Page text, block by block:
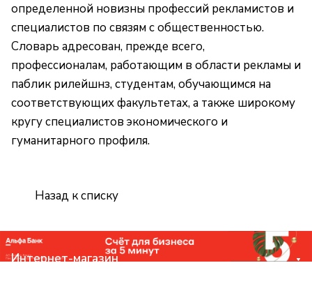
определенной новизны профессий рекламистов и
специалистов по связям с общественностью.
Словарь адресован, прежде всего,
профессионалам, работающим в области рекламы и
паблик рилейшнз, студентам, обучающимся на
соответствующих факультетах, а также широкому
кругу специалистов экономического и
гуманитарного профиля.
Назад к списку
Интернет-магазин